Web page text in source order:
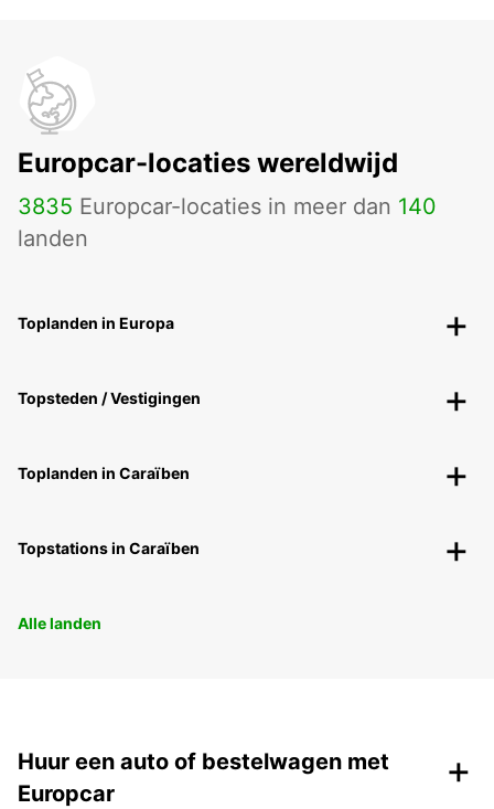
Europcar-locaties wereldwijd
3835 Europcar-locaties in meer dan 140
landen
Toplanden in Europa
Topsteden / Vestigingen
Toplanden in Caraïben
Topstations in Caraïben
Alle landen
Huur een auto of bestelwagen met
Europcar
+